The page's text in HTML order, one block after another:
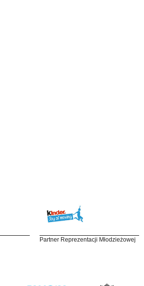
Partner Reprezentacji Młodzieżowej